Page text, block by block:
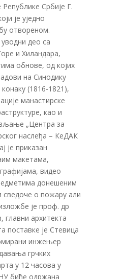
Србије Г.
је уједно
отвореном.
део са
и Хиландара,
обнове, од којих
на Синодику
(1816-1821),
манастирске
као и
„Центра за
наслеђа – КеДАК
је приказан
макетама,
видео
донешеним
сведоче о пожару али
је проф. др
архитекта
поставке је Стевица
инжењер
грчких
у 12 часова у
биће одржана